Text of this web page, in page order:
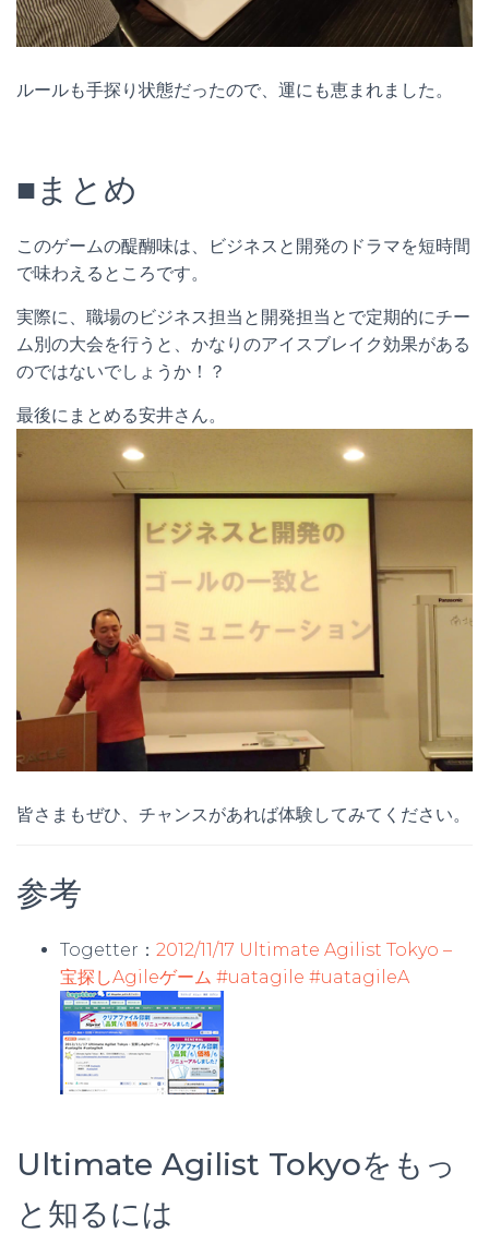
ルールも手探り状態だったので、運にも恵まれました。
■まとめ
このゲームの醍醐味は、ビジネスと開発のドラマを短時間
で味わえるところです。
実際に、職場のビジネス担当と開発担当とで定期的にチー
ム別の大会を行うと、かなりのアイスブレイク効果がある
のではないでしょうか！？
最後にまとめる安井さん。
皆さまもぜひ、チャンスがあれば体験してみてください。
参考
Togetter： 2012/11/17 Ultimate Agilist Tokyo –
宝探しAgileゲーム #uatagile #uatagileA
Ultimate Agilist Tokyoをもっ
と知るには